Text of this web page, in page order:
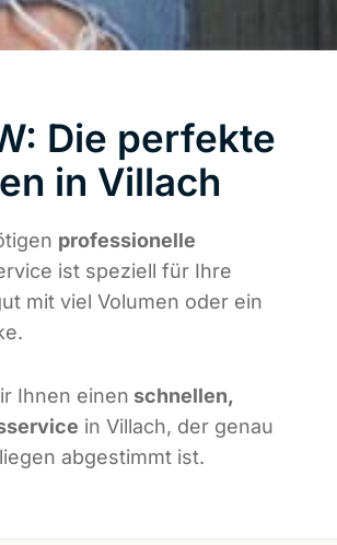
Die perfekte
in Villach
professionelle
ist speziell für Ihre
mit viel Volumen oder ein
Ihnen einen schnellen,
in Villach, der genau
abgestimmt ist.